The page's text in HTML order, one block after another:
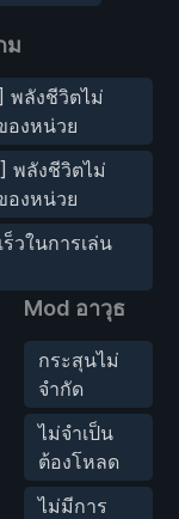
ม
พลังชีวิตไม่
องหน่วย
พลังชีวิตไม่
องหน่วย
วในการเล่น
Mod อาวุธ
กระสุนไม่
จำกัด
ไม่จำเป็น
ต้องโหลด
ไม่มีการ